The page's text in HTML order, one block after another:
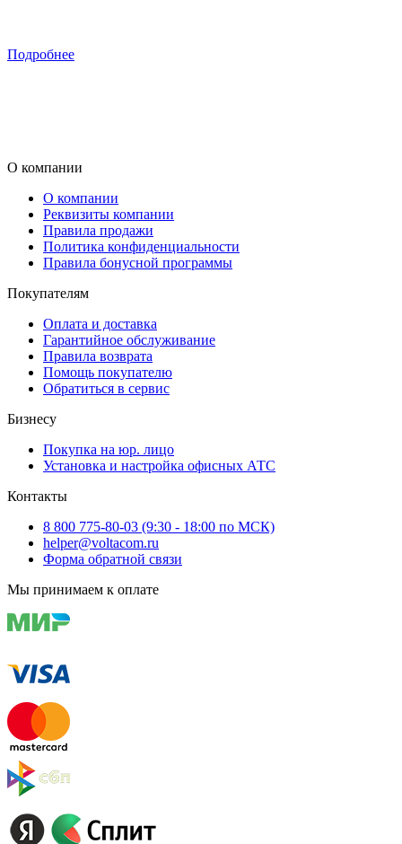
Подробнее
О компании
О компании
Реквизиты компании
Правила продажи
Политика конфиденциальности
Правила бонусной программы
Покупателям
Оплата и доставка
Гарантийное обслуживание
Правила возврата
Помощь покупателю
Обратиться в сервис
Бизнесу
Покупка на юр. лицо
Установка и настройка офисных АТС
Контакты
8 800 775-80-03 (9:30 - 18:00 по МСК)
helper@voltacom.ru
Форма обратной связи
Мы принимаем к оплате